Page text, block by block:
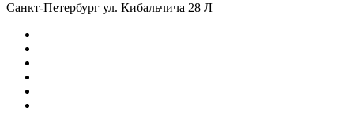
Санкт-Петербург ул. Кибальчича 28 Л